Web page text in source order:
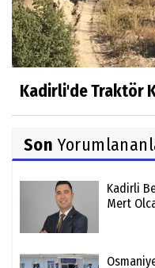
Kadirli'de Traktör
Son
Kadirli
Mert